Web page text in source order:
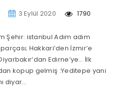
3 Eylül 2020 1790
Şehir: istanbul Adım adım
Hakkari’den İzmir’e
Edirne’ye… İlk
kopup gelmiş :Yeditepe yani
diyar…